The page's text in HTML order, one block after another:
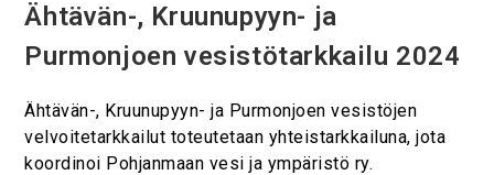
Ähtävän-, Kruunupyyn- ja
Purmonjoen vesistötarkkailu 2024
Ähtävän-, Kruunupyyn- ja Purmonjoen vesistöjen
velvoitetarkkailut toteutetaan yhteistarkkailuna, jota
koordinoi Pohjanmaan vesi ja ympäristö ry.